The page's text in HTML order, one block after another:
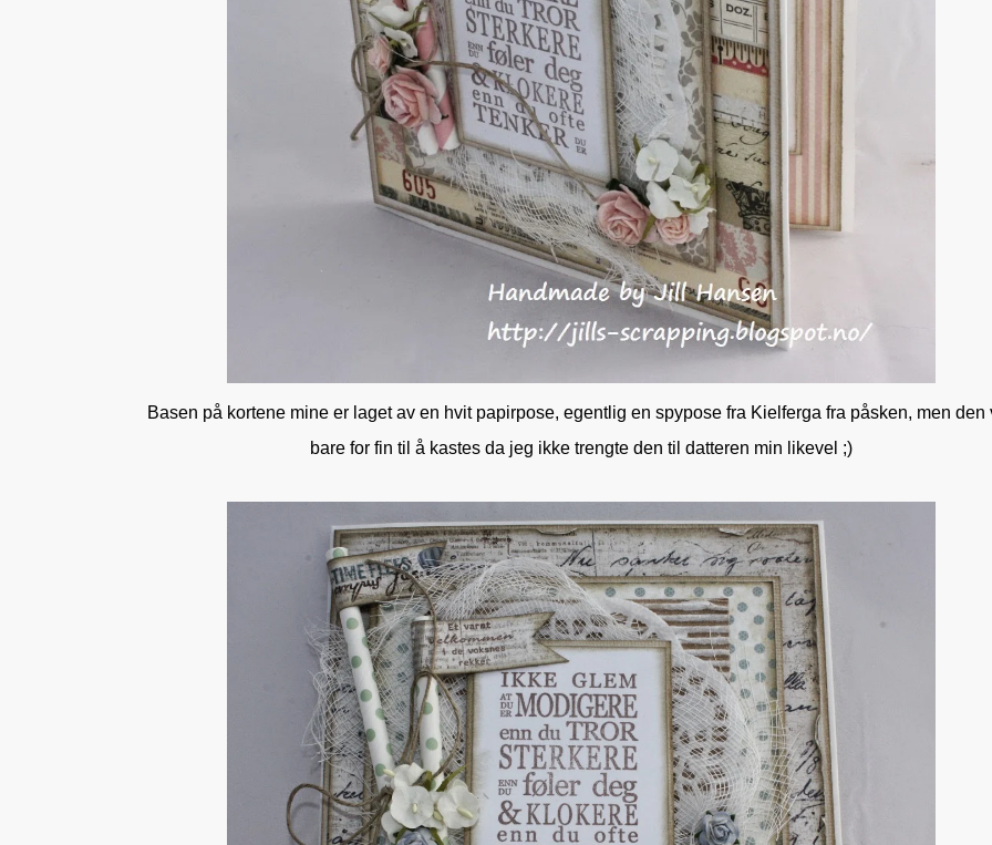
Basen på kortene mine er laget av en hvit papirpose, egentlig en spypose fra Kielferga fra påsken, men den
bare for fin til å kastes da jeg ikke trengte den til datteren min likevel ;)